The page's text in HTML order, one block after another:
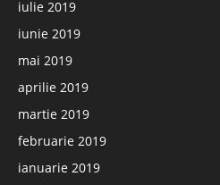
iulie 2019
iunie 2019
mai 2019
aprilie 2019
martie 2019
februarie 2019
ianuarie 2019